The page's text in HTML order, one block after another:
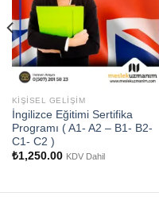
KIŞISEL GELIŞIM
İngilizce Eğitimi Sertifika
Programı ( A1- A2 – B1- B2-
C1- C2 )
₺1,250.00 KDV Dahil